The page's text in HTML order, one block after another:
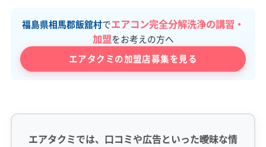
福島県相馬郡飯舘村でエアコン完全分解洗浄の講習・
加盟をお考えの方へ
エアタクミの加盟店募集を見る
エアタクミでは、口コミや広告といった曖昧な情